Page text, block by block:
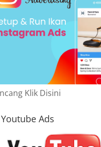
Klik Disini
Ads